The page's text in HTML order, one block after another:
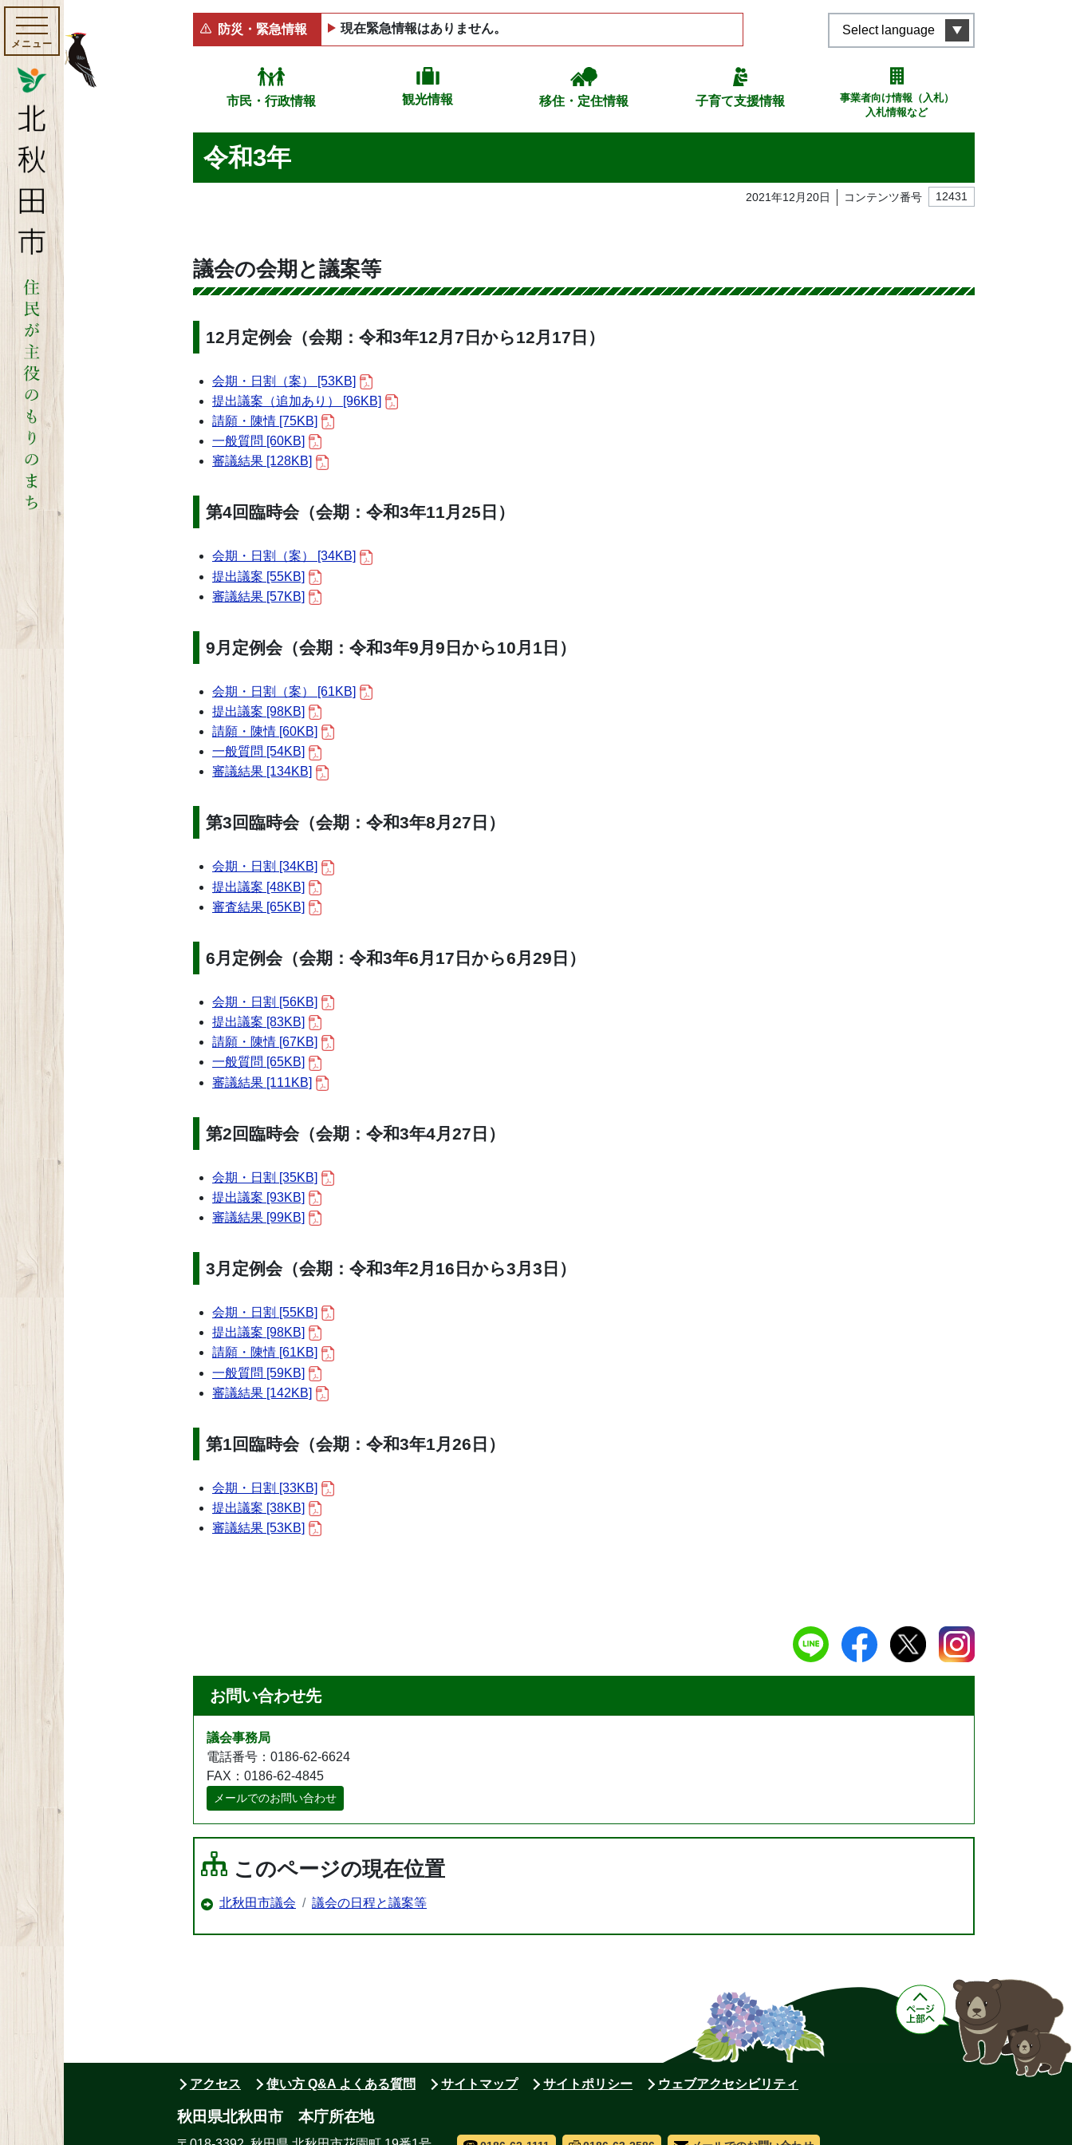
メニュー
防災・緊急情報 現在緊急情報はありません。 Select language
市民・行政情報 観光情報 移住・定住情報 子育て支援情報
事業者向け情報（入札）
入札情報など
令和3年
2021年12月20日 コンテンツ番号 12431
議会の会期と議案等
12月定例会（会期：令和3年12月7日から12月17日）
会期・日割（案） [53KB]
提出議案（追加あり） [96KB]
請願・陳情 [75KB]
一般質問 [60KB]
審議結果 [128KB]
第4回臨時会（会期：令和3年11月25日）
会期・日割（案） [34KB]
提出議案 [55KB]
審議結果 [57KB]
9月定例会（会期：令和3年9月9日から10月1日）
会期・日割（案） [61KB]
提出議案 [98KB]
請願・陳情 [60KB]
一般質問 [54KB]
審議結果 [134KB]
第3回臨時会（会期：令和3年8月27日）
会期・日割 [34KB]
提出議案 [48KB]
審査結果 [65KB]
6月定例会（会期：令和3年6月17日から6月29日）
会期・日割 [56KB]
提出議案 [83KB]
請願・陳情 [67KB]
一般質問 [65KB]
審議結果 [111KB]
第2回臨時会（会期：令和3年4月27日）
会期・日割 [35KB]
提出議案 [93KB]
審議結果 [99KB]
3月定例会（会期：令和3年2月16日から3月3日）
会期・日割 [55KB]
提出議案 [98KB]
請願・陳情 [61KB]
一般質問 [59KB]
審議結果 [142KB]
第1回臨時会（会期：令和3年1月26日）
会期・日割 [33KB]
提出議案 [38KB]
審議結果 [53KB]
お問い合わせ先
議会事務局
電話番号：0186-62-6624
FAX：0186-62-4845
メールでのお問い合わせ
このページの現在位置
北秋田市議会 議会の日程と議案等
アクセス 使い方 Q&A よくある質問 サイトマップ サイトポリシー ウェブアクセシビリティ
秋田県北秋田市 本庁所在地